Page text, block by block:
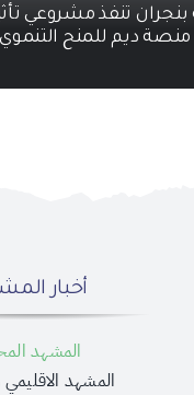
بنجران تنفذ مشروعي
ديم للمنح التنموي
أخبار
المشهد
المشهد الاقليمي